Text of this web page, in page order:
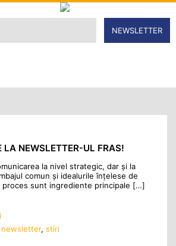
NEWSLETTER
LA NEWSLETTER-UL FRAS!
la nivel strategic, dar și la
comun și idealurile înțelese de
sunt ingrediente principale […]
newsletter, stiri